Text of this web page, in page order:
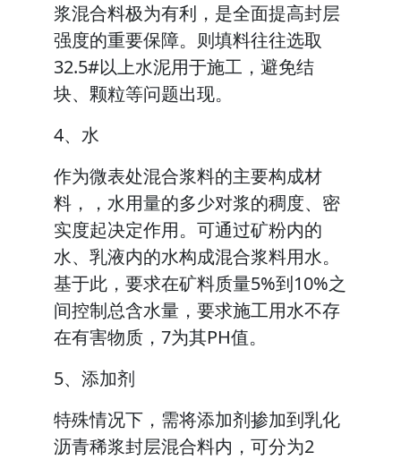
浆混合料极为有利，是全面提高封层
强度的重要保障。则填料往往选取
32.5#以上水泥用于施工，避免结
块、颗粒等问题出现。
4、水
作为微表处混合浆料的主要构成材
料，，水用量的多少对浆的稠度、密
实度起决定作用。可通过矿粉内的
水、乳液内的水构成混合浆料用水。
基于此，要求在矿料质量5%到10%之
间控制总含水量，要求施工用水不存
在有害物质，7为其PH值。
5、添加剂
特殊情况下，需将添加剂掺加到乳化
沥青稀浆封层混合料内，可分为2